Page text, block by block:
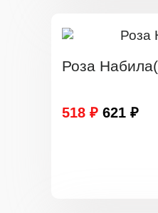
Роза
518 ₽ 621 ₽